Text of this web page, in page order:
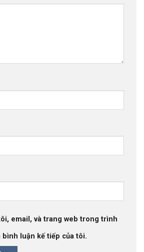
email, và trang web trong trình
bình luận kế tiếp của tôi.